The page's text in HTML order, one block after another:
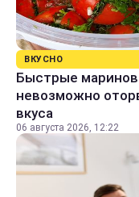
ВКУСНО
Быстрые
невозможно
вкуса
06 августа 2026, 12:22